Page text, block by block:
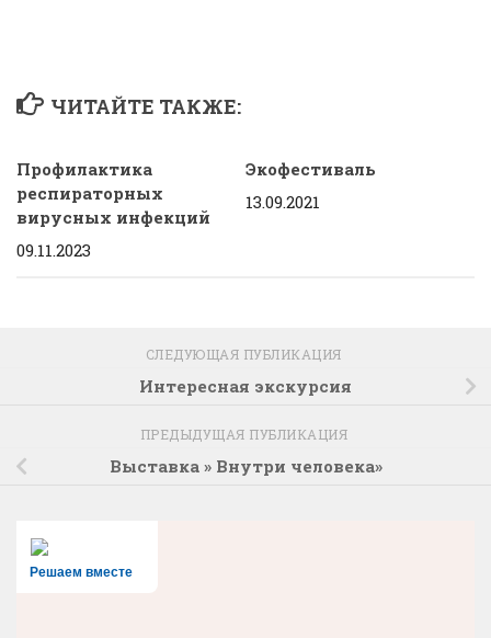
ЧИТАЙТЕ ТАКЖЕ:
Профилактика
респираторных
вирусных инфекций
09.11.2023
Экофестиваль
13.09.2021
СЛЕДУЮЩАЯ ПУБЛИКАЦИЯ
Интересная экскурсия
ПРЕДЫДУЩАЯ ПУБЛИКАЦИЯ
Выставка » Внутри человека»
Решаем вместе